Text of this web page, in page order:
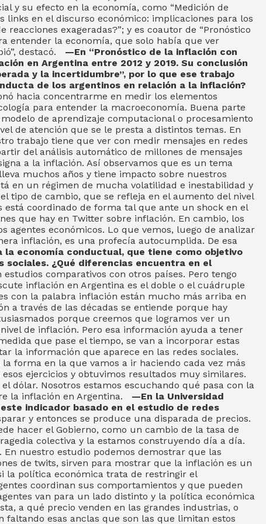
y su efecto en la economía, como “Medición de
links en el discurso económico: implicaciones para los
exageradas?”; y es coautor de “Pronóstico
entender la economía, que solo había que ver
destacó. —En “Pronóstico de la inflación con
en Argentina entre 2012 y 2019. Su conclusión
y la incertidumbre”, por lo que ese trabajo
de los argentinos en relación a la inflación?
hacia concentrarme en medir los elementos
para entender la macroeconomía. Buena parte
de aprendizaje computacional o procesamiento
de atención que se le presta a distintos temas. En
trabajo tiene que ver con medir mensajes en redes
del análisis automático de millones de mensajes
a la inflación. Así observamos que es un tema
muchos años y tiene impacto sobre nuestros
en un régimen de mucha volatilidad e inestabilidad y
tipo de cambio, que se refleja en el aumento del nivel
coordinado de forma tal que ante un shock en el
que hay en Twitter sobre inflación. En cambio, los
agentes económicos. Lo que vemos, luego de analizar
inflación, es una profecía autocumplida. De esa
economía conductual, que tiene como objetivo
¿Qué diferencias encuentra en el
comparativos con otros países. Pero tengo
inflación en Argentina es el doble o el cuádruple
con la palabra inflación están mucho más arriba en
a través de las décadas se entiende porque hay
porque creemos que logramos ver un
de inflación. Pero esa información ayuda a tener
que pase el tiempo, se van a incorporar estas
la información que aparece en las redes sociales.
forma en la que vamos a ir haciendo cada vez más
ejercicios y obtuvimos resultados muy similares.
dólar. Nosotros estamos escuchando qué pasa con la
la inflación en Argentina. —En la Universidad
indicador basado en el estudio de redes
y entonces se produce una disparada de precios.
hacer el Gobierno, como un cambio de la tasa de
colectiva y la estamos construyendo día a día.
nuestro estudio podemos demostrar que las
de twits, sirven para mostrar que la inflación es un
la política económica trata de restringir el
coordinan sus comportamientos y que pueden
van para un lado distinto y la política económica
a qué precio venden en las grandes industrias, o
faltando esas anclas que son las que limitan estos